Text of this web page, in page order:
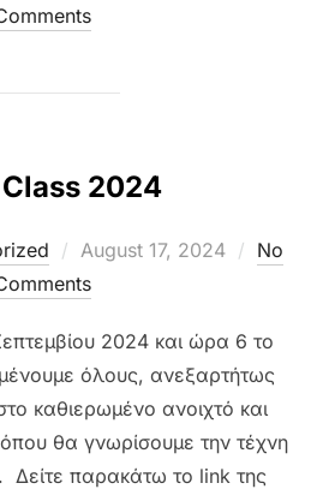
on
2024
Posted
on
August 17, 2024
No
2024 και ώρα 6 το
όλους, ανεξαρτήτως
καθιερωμένο ανοιχτό και
θα γνωρίσουμε την τέχνη
Δείτε παρακάτω το link της